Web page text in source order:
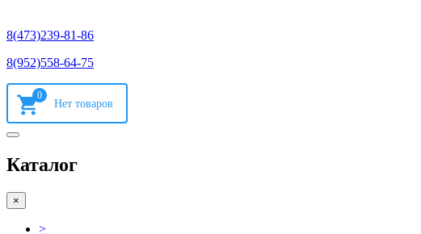
8(473)239-81-86
8(952)558-64-75
0
Каталог
×
>